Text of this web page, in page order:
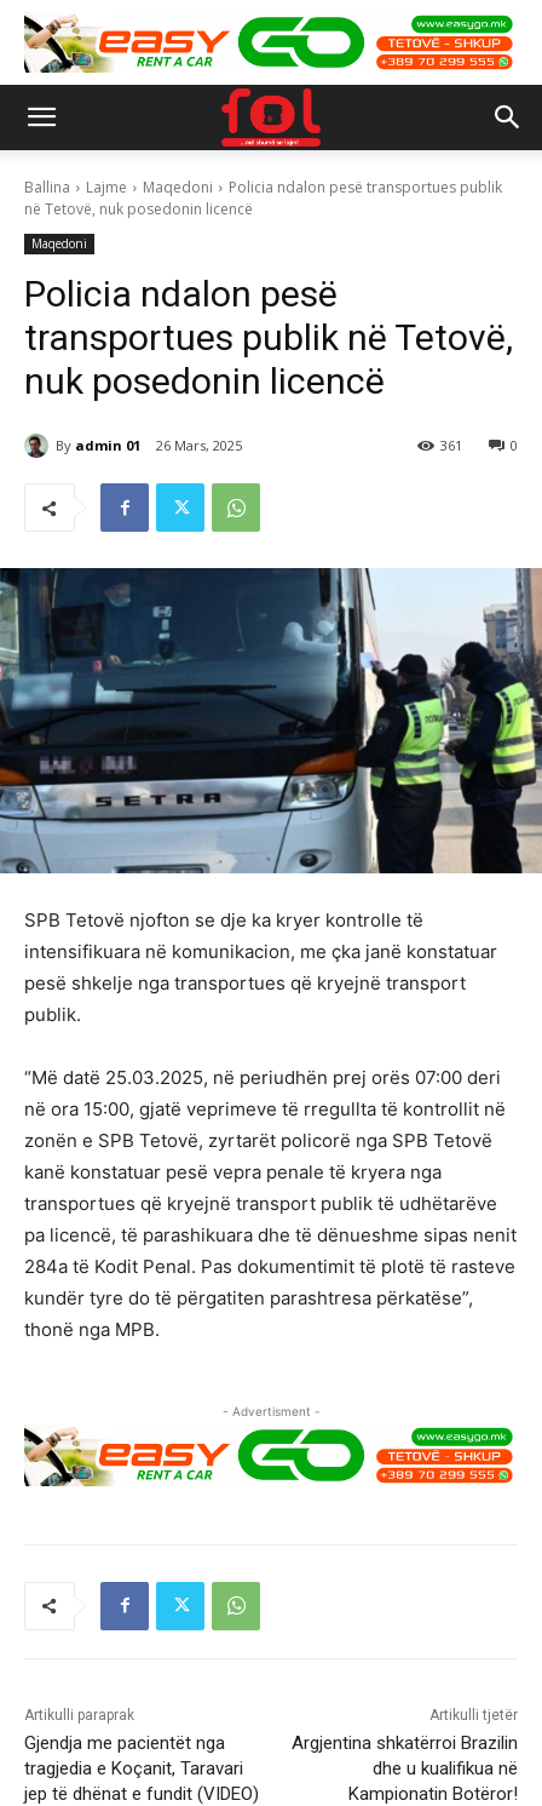
Ballina Lajme Maqedoni
Policia ndalon pesë transportues publik
në Tetovë, nuk posedonin licencë
Maqedoni
Policia ndalon pesë
transportues publik në Tetovë,
nuk posedonin licencë
By admin 01 26 Mars, 2025 0
361
SPB Tetovë njofton se dje ka kryer kontrolle të
intensifikuara në komunikacion, me çka janë konstatuar
pesë shkelje nga transportues që kryejnë transport
publik.
“Më datë 25.03.2025, në periudhën prej orës 07:00 deri
në ora 15:00, gjatë veprimeve të rregullta të kontrollit në
zonën e SPB Tetovë, zyrtarët policorë nga SPB Tetovë
kanë konstatuar pesë vepra penale të kryera nga
transportues që kryejnë transport publik të udhëtarëve
pa licencë, të parashikuara dhe të dënueshme sipas nenit
284a të Kodit Penal. Pas dokumentimit të plotë të rasteve
kundër tyre do të përgatiten parashtresa përkatëse”,
thonë nga MPB.
- Advertisment -
Artikulli paraprak
Gjendja me pacientët nga
tragjedia e Koçanit, Taravari
jep të dhënat e fundit (VIDEO)
Artikulli tjetër
Argjentina shkatërroi Brazilin
dhe u kualifikua në
Kampionatin Botëror!